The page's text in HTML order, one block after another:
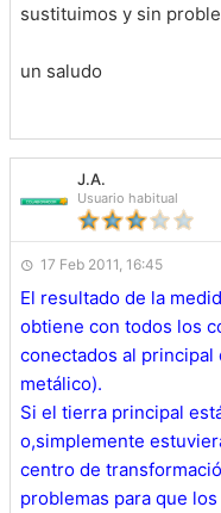
sustituimos y sin
un saludo
J.A.
Usuario habitual
17 Feb 2011, 16:45
El resultado de la
obtiene con todos los
conectados al principal
metálico).
Si el tierra principal
o,simplemente
centro de
problemas para que